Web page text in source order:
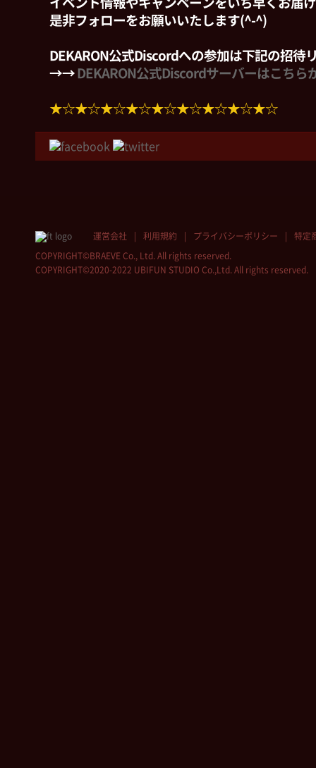
イベント情報やキャンペーンをいち早くお届
是非フォローをお願いいたします(^-^)
DEKARON公式Discordへの参加は下記の招待
→→ DEKARON公式Discordサーバーはこちら
★☆★☆★☆★☆★☆★☆★☆★☆★☆
運営会社 利用規約 プライバシーポリシー 特定
COPYRIGHT©BRAEVE Co., Ltd. All rights reserved.
COPYRIGHT©2020-2022 UBIFUN STUDIO Co.,Ltd. All rights reserved.